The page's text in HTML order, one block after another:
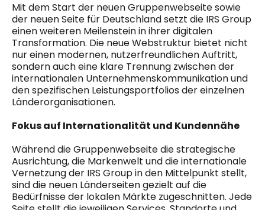
Mit dem Start der neuen Gruppenwebseite sowie
der neuen Seite für Deutschland setzt die IRS Group
einen weiteren Meilenstein in ihrer digitalen
Transformation. Die neue Webstruktur bietet nicht
nur einen modernen, nutzerfreundlichen Auftritt,
sondern auch eine klare Trennung zwischen der
internationalen Unternehmenskommunikation und
den spezifischen Leistungsportfolios der einzelnen
Länderorganisationen.
Fokus auf Internationalität und Kundennähe
Während die Gruppenwebseite die strategische
Ausrichtung, die Markenwelt und die internationale
Vernetzung der IRS Group in den Mittelpunkt stellt,
sind die neuen Länderseiten gezielt auf die
Bedürfnisse der lokalen Märkte zugeschnitten. Jede